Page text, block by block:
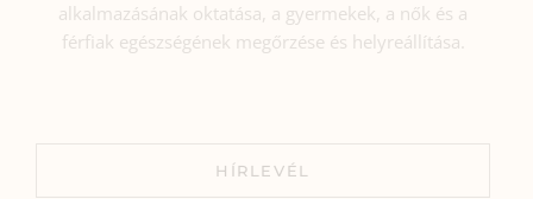
alkalmazásának oktatása, a gyermekek, a nők és a
férfiak egészségének megőrzése és helyreállítása.
HÍRLEVÉL